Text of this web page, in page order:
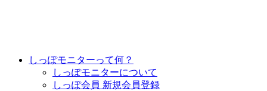
しっぽモニターって何？
しっぽモニターについて
しっぽ会員 新規会員登録